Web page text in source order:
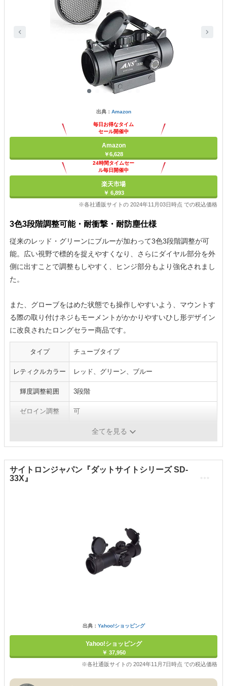
出典： Amazon
毎日お得なタイム
セール開催中
Amazon
￥6,628
24時間タイムセー
ル毎日開催中
楽天市場
￥ 6,893
※各社通販サイトの 2024年11月03日時点 での税込価格
3色3段階調整可能・耐衝撃・耐防塵仕様
従来のレッド・グリーンにブルーが加わって3色3段階調整が可
能。広い視野で標的を捉えやすくなり、さらにダイヤル部分を外
側に出すことで調整もしやすく、ヒンジ部分もより強化されまし
た。
また、グローブをはめた状態でも操作しやすいよう、マウントす
る際の取り付けネジもモーメントがかかりやすいひし形デザイン
に改良されたロングセラー商品です。
タイプ チューブタイプ
レティクルカラー レッド、グリーン、ブルー
輝度調整範囲 3段階
ゼロイン調整 可
幅約48mm×奥行約108mm×高さ約64mm
全てを見る
サイトロンジャパン『ダットサイトシリーズ SD-
33X』
出典： Yahoo!ショッピング
Yahoo!ショッピング
￥ 37,950
※各社通販サイトの 2024年11月7日時点 での税込価格